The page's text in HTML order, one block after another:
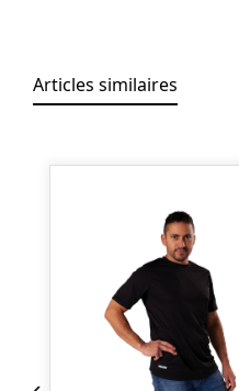
Articles similaires